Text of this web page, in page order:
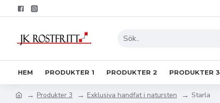
HEM PRODUKTER 1 PRODUKTER 2 PRODUKTER 3
Produkter 3 Exklusiva handfat i natursten Starla